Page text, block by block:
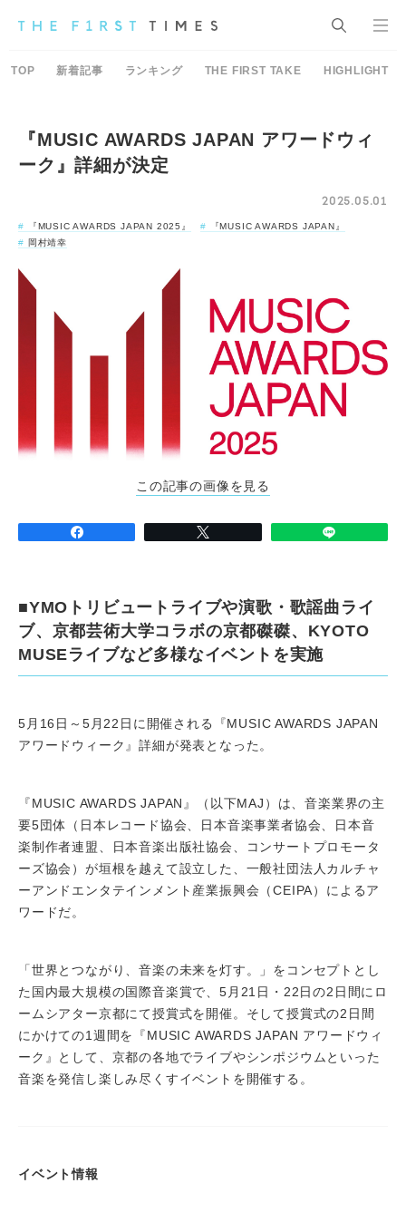
TOP 新着記事 ランキング THE FIRST TAKE HIGHLIGHT
『MUSIC AWARDS JAPAN アワードウィ
ーク』詳細が決定
2025.05.01
『MUSIC AWARDS JAPAN 2025』
『MUSIC AWARDS JAPAN』
岡村靖幸
この記事の画像を見る
■YMOトリビュートライブや演歌・歌謡曲ライ
ブ、京都芸術大学コラボの京都磔磔、KYOTO
MUSEライブなど多様なイベントを実施
5月16日～5月22日に開催される『MUSIC AWARDS JAPAN
アワードウィーク』詳細が発表となった。
『MUSIC AWARDS JAPAN』（以下MAJ）は、音楽業界の主
要5団体（日本レコード協会、日本音楽事業者協会、日本音
楽制作者連盟、日本音楽出版社協会、コンサートプロモータ
ーズ協会）が垣根を越えて設立した、一般社団法人カルチャ
ーアンドエンタテインメント産業振興会（CEIPA）によるア
ワードだ。
「世界とつながり、音楽の未来を灯す。」をコンセプトとし
た国内最大規模の国際音楽賞で、5月21日・22日の2日間にロ
ームシアター京都にて授賞式を開催。そして授賞式の2日間
にかけての1週間を『MUSIC AWARDS JAPAN アワードウィ
ーク』として、京都の各地でライブやシンポジウムといった
音楽を発信し楽しみ尽くすイベントを開催する。
イベント情報